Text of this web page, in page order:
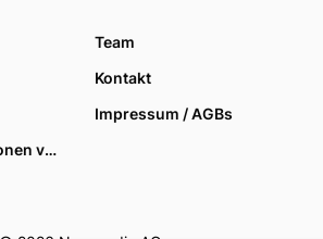
Team
Kontakt
Impressum / AGBs
Datenschutzoptionen verwalten